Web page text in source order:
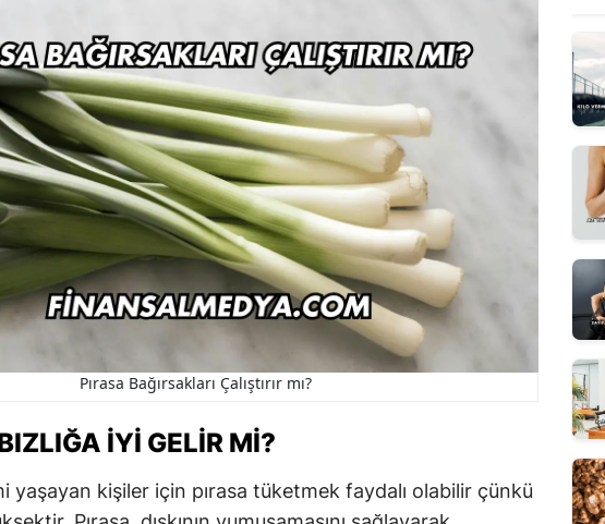
Pırasa Bağırsakları Çalıştırır mı?
İYI GELIR MI?
yaşayan kişiler için pırasa tüketmek faydalı olabilir çünkü